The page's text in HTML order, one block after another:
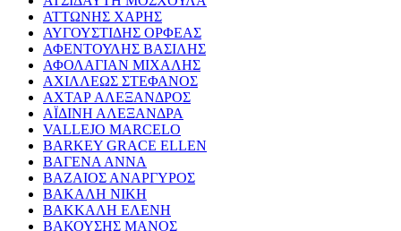
ΑΤΤΩΝΗΣ ΧΑΡΗΣ
ΑΥΓΟΥΣΤΙΔΗΣ ΟΡΦΕΑΣ
ΑΦΕΝΤΟΥΛΗΣ ΒΑΣΙΛΗΣ
ΑΦΟΛΑΓΙΑΝ ΜΙΧΑΛΗΣ
ΑΧΙΛΛΕΩΣ ΣΤΕΦΑΝΟΣ
ΑΧΤΑΡ ΑΛΕΞΑΝΔΡΟΣ
ΑΪΔΙΝΗ ΑΛΕΞΑΝΔΡΑ
VALLEJO MARCELO
BARKEY GRACE ELLEN
ΒΑΓΕΝΑ ΑΝΝΑ
ΒΑΖΑΙΟΣ ΑΝΑΡΓΥΡΟΣ
ΒΑΚΑΛΗ ΝΙΚΗ
ΒΑΚΚΑΛΗ ΕΛΕΝΗ
ΒΑΚΟΥΣΗΣ ΜΑΝΟΣ